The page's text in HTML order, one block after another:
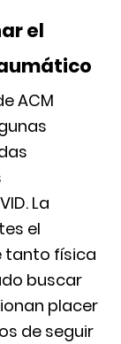
el
ACM
La
el
tanto física
buscar
placer
de seguir